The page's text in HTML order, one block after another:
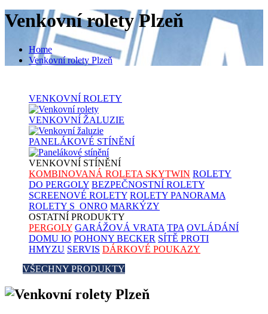
Venkovní rolety Plzeň
Home
Venkovní rolety Plzeň
VENKOVNÍ ROLETY
VENKOVNÍ ŽALUZIE
PANELÁKOVÉ STÍNĚNÍ
VENKOVNÍ STÍNĚNÍ
KOMBINOVANÁ ROLETA SKYTWIN ROLETY
DO PERGOLY BEZPEČNOSTNÍ ROLETY
SCREENOVÉ ROLETY ROLETY PANORAMA
ROLETY S_ONRO MARKÝZY
OSTATNÍ PRODUKTY
PERGOLY GARÁŽOVÁ VRATA TPA OVLÁDÁNÍ
DOMU IO POHONY BECKER SÍTĚ PROTI
HMYZU SERVIS DÁRKOVÉ POUKAZY
VŠECHNY PRODUKTY